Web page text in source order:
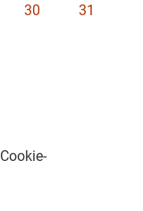
30
31
Cookie-